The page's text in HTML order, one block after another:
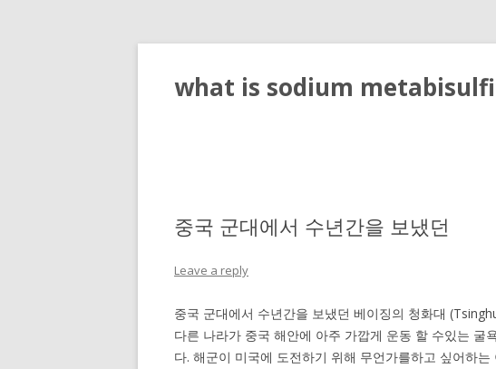
what is sodium
중국 군대에서 수년간을 보냈던
Leave a reply
중국 군대에서 수년간을 보냈던 베이징의 청화대
다른 나라가 중국 해안에 아주 가깝게 운동 할 수있는 굴
다. 해군이 미국에 도전하기 위해 무언가를하고 싶어하